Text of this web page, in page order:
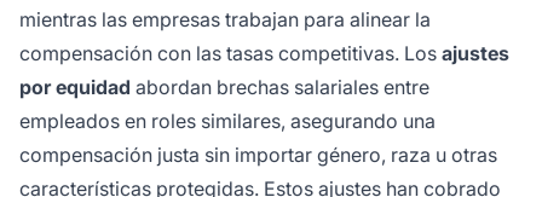
mientras las empresas trabajan para alinear la
compensación con las tasas competitivas. Los ajustes
por equidad abordan brechas salariales entre
empleados en roles similares, asegurando una
compensación justa sin importar género, raza u otras
características protegidas. Estos ajustes han cobrado